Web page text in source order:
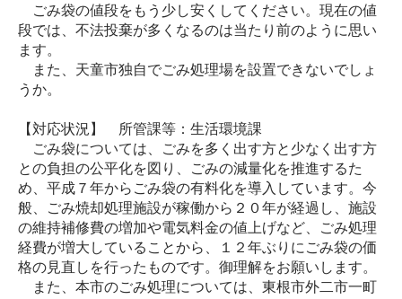
ごみ袋の値段をもう少し安くしてください。現在の値
段では、不法投棄が多くなるのは当たり前のように思い
ます。
また、天童市独自でごみ処理場を設置できないでしょ
うか。
【対応状況】 所管課等：生活環境課
ごみ袋については、ごみを多く出す方と少なく出す方
との負担の公平化を図り、ごみの減量化を推進するた
め、平成７年からごみ袋の有料化を導入しています。今
般、ごみ焼却処理施設が稼働から２０年が経過し、施設
の維持補修費の増加や電気料金の値上げなど、ごみ処理
経費が増大していることから、１２年ぶりにごみ袋の価
格の見直しを行ったものです。御理解をお願いします。
また、本市のごみ処理については、東根市外二市一町